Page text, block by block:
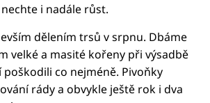
i nadále růst.
dělením trsů v srpnu. Dbáme
velké a masité kořeny při výsadbě
poškodili co nejméně. Pivoňky
rády a obvykle ještě rok i dva